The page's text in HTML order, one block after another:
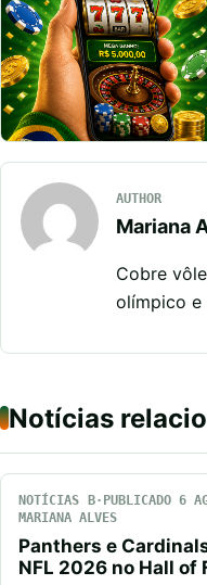
AUTHOR
Mariana
Cobre
olímpico e
Notícias
NOTÍCIAS PUBLICADO 6
MARIANA ALVES
Panthers e
NFL 2026 no Hall of